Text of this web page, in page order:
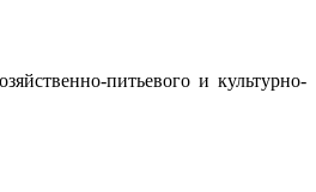
питьевого и культурно-